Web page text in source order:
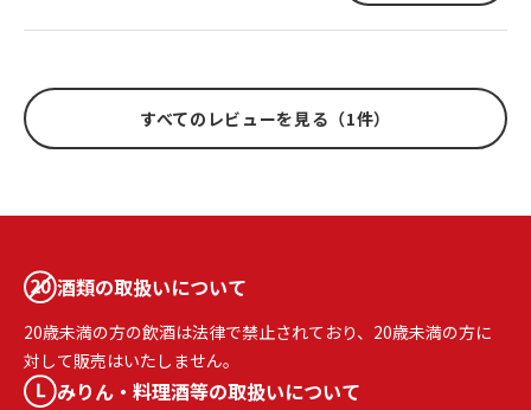
すべてのレビューを見る（1件）
酒類の取扱いについて
20歳未満の方の飲酒は法律で禁止されており、20歳未満の方に
対して販売はいたしません。
みりん・料理酒等の取扱いについて